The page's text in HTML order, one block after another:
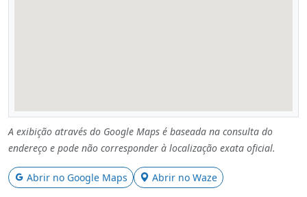
A exibição através do Google Maps é baseada na consulta do
endereço e pode não corresponder à localização exata oficial.
Abrir no Google Maps Abrir no Waze